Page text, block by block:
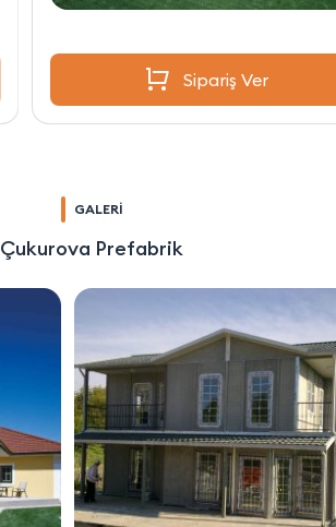
Sipariş Ver
GALERİ
Çukurova Prefabrik